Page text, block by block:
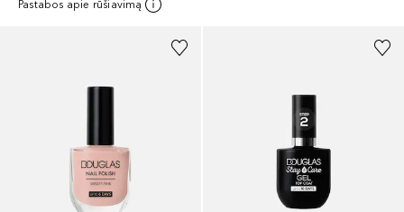
Pastabos apie rūšiavimą
+23